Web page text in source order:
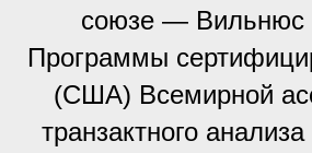
союзе — Вильнюс
Программы
(США) Всемирной
транзактного